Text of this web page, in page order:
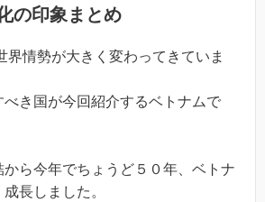
の印象まとめ
界情勢が大きく変わってきていま
べき国が今回紹介するベトナムで
ら今年でちょうど５０年、ベトナ
長しました。